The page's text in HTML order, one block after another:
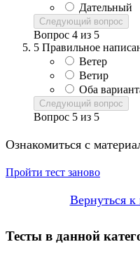
Дательный
Следующий вопрос
Вопрос 4 из 5
5 Правильное
Ветер
Ветир
Оба
Следующий вопрос
Вопрос 5 из 5
Ознакомиться с
Пройти тест заново
Вернуться к
Тесты в данной